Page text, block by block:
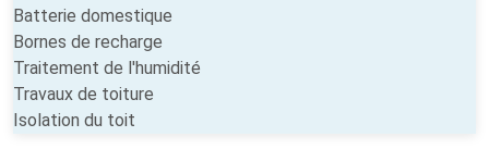
Batterie domestique
Bornes de recharge
Traitement de l'humidité
Travaux de toiture
Isolation du toit